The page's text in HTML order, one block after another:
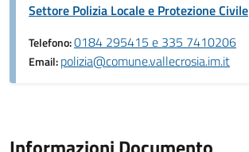
Settore Polizia Locale e Protezione Civile
Telefono:0184 295415 e 335 7410206
Email:polizia@comune.vallecrosia.im.it